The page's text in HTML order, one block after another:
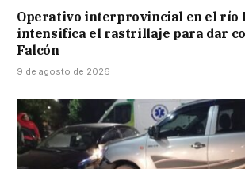
Operativo interprovincial en el río
intensifica el rastrillaje para dar
Falcón
9 de agosto de 2026